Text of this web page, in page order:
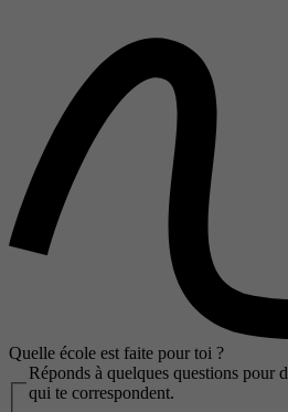
Quelle école est faite pour toi ?
Réponds à quelques questions pour
qui te correspondent.